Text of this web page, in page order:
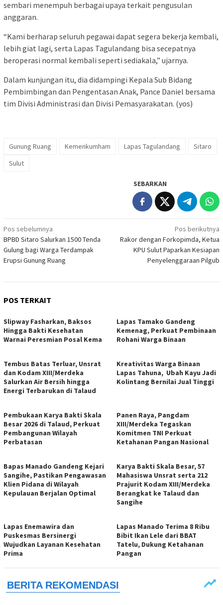
sembari menempuh berbagai upaya terkait pengusulan
anggaran.
“Kami berharap seluruh pegawai dapat segera bekerja kembali,
lebih giat lagi, serta Lapas Tagulandang bisa secepatnya
beroperasi normal kembali seperti sediakala,” ujarnya.
Dalam kunjungan itu, dia didampingi Kepala Sub Bidang
Pembimbingan dan Pengentasan Anak, Pance Daniel bersama
tim Divisi Administrasi dan Divisi Pemasyarakatan. (yos)
Gunung Ruang Kemenkumham Lapas Tagulandang
Sitaro
Sulut
SEBARKAN
Navigasi
pos
Pos sebelumnya
BPBD Sitaro Salurkan 1500 Tenda
Gulung bagi Warga Terdampak
Erupsi Gunung Ruang
Pos berikutnya
Rakor dengan Forkopimda, Ketua
KPU Sulut Paparkan Kesiapan
Penyelenggaraan Pilgub
POS TERKAIT
Slipway Fasharkan, Baksos
Hingga Bakti Kesehatan
Warnai Peresmian Posal Kema
Lapas Tamako Gandeng
Kemenag, Perkuat Pembinaan
Rohani Warga Binaan
Tembus Batas Terluar, Unsrat
dan Kodam XIII/Merdeka
Salurkan Air Bersih hingga
Energi Terbarukan di Talaud
Kreativitas Warga Binaan
Lapas Tahuna, Ubah Kayu Jadi
Kolintang Bernilai Jual Tinggi
Pembukaan Karya Bakti Skala
Besar 2026 di Talaud, Perkuat
Pembangunan Wilayah
Perbatasan
Panen Raya, Pangdam
XIII/Merdeka Tegaskan
Komitmen TNI Perkuat
Ketahanan Pangan Nasional
Bapas Manado Gandeng Kejari
Sangihe, Pastikan Pengawasan
Klien Pidana di Wilayah
Kepulauan Berjalan Optimal
Karya Bakti Skala Besar, 57
Mahasiswa Unsrat serta 212
Prajurit Kodam XIII/Merdeka
Berangkat ke Talaud dan
Sangihe
Lapas Enemawira dan
Puskesmas Bersinergi
Wujudkan Layanan Kesehatan
Prima
Lapas Manado Terima 8 Ribu
Bibit Ikan Lele dari BBAT
Tatelu, Dukung Ketahanan
Pangan